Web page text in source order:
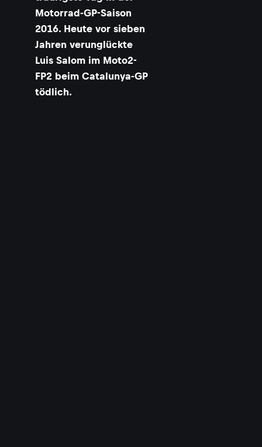
Motorrad-GP-Saison
2016. Heute vor sieben
Jahren verunglückte
Luis Salom im Moto2-
FP2 beim Catalunya-GP
tödlich.